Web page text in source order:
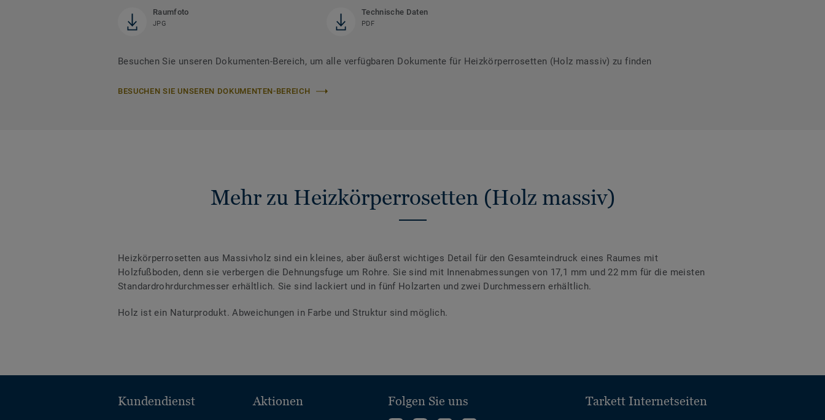
Raumfoto
JPG
Technische Daten
PDF
Besuchen Sie unseren Dokumenten-Bereich, um alle verfügbaren Dokumente für Heizkörperrosetten (Holz massiv) zu finden
BESUCHEN SIE UNSEREN DOKUMENTEN-BEREICH
Mehr zu Heizkörperrosetten (Holz massiv)
Heizkörperrosetten aus Massivholz sind ein kleines, aber äußerst wichtiges Detail für den Gesamteindruck eines Raumes mit
Holzfußboden, denn sie verbergen die Dehnungsfuge um Rohre. Sie sind mit Innenabmessungen von 17,1 mm und 22 mm für die meisten
Standardrohrdurchmesser erhältlich. Sie sind lackiert und in fünf Holzarten und zwei Durchmessern erhältlich.
Holz ist ein Naturprodukt. Abweichungen in Farbe und Struktur sind möglich.
Kundendienst Aktionen
Folgen Sie uns
Tarkett Internetseiten